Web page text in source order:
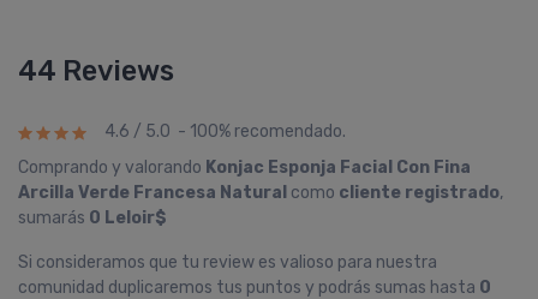
44 Reviews
4.6 / 5.0 - 100% recomendado.
Comprando y valorando Konjac Esponja Facial Con Fina
Arcilla Verde Francesa Natural como cliente registrado,
sumarás 0 Leloir$
Si consideramos que tu review es valioso para nuestra
comunidad duplicaremos tus puntos y podrás sumas hasta 0